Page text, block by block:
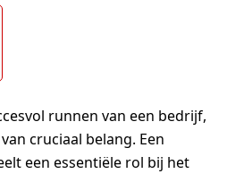
runnen van een bedrijf,
cruciaal belang. Een
een essentiële rol bij het